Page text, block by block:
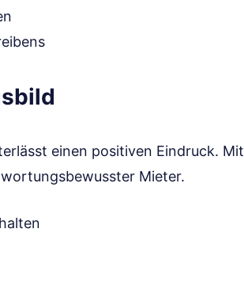
einen positiven Eindruck. Mit
Mieter.